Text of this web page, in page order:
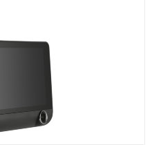
входит 5 метровый
камеры к
под внутренней
выносной камеры
а кабель
к задним ходовым
при включении задней
огни и вместе с ними
При активации камеры
автоматически